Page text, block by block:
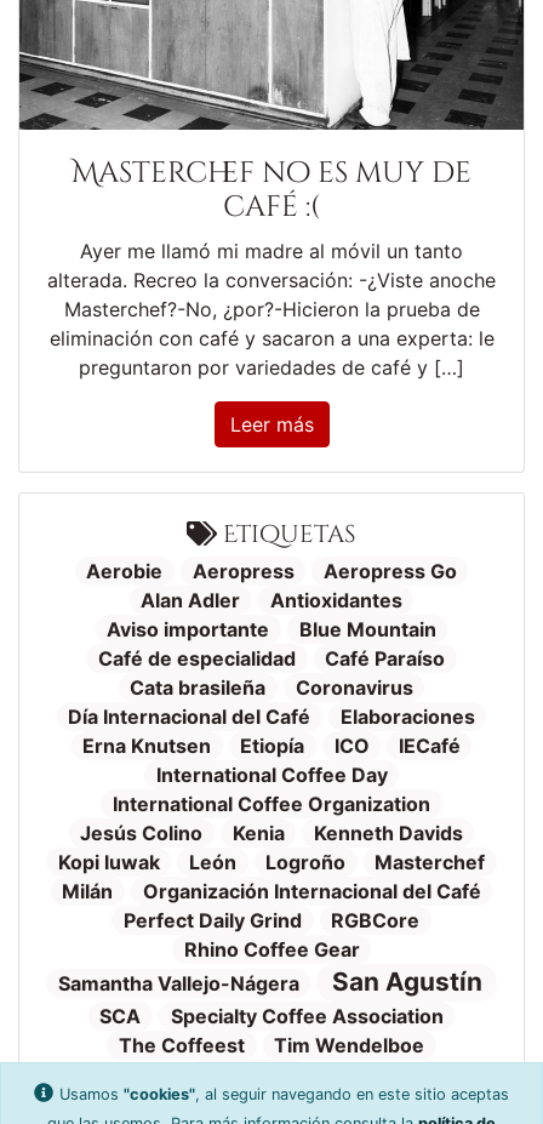
Masterchef no es muy de
café :(
Ayer me llamó mi madre al móvil un tanto
alterada. Recreo la conversación: -¿Viste anoche
Masterchef?-No, ¿por?-Hicieron la prueba de
eliminación con café y sacaron a una experta: le
preguntaron por variedades de café y […]
Leer más
Etiquetas
Aerobie Aeropress
Aeropress Go
Alan Adler
Antioxidantes
Aviso importante
Blue Mountain
Café de especialidad
Café Paraíso
Cata brasileña
Coronavirus
Día Internacional del Café
Elaboraciones
Erna Knutsen
Etiopía ICO
IECafé
International Coffee Day
International Coffee Organization
Jesús Colino
Kenia
Kenneth Davids
Kopi luwak
León Logroño
Masterchef
Milán
Organización Internacional del Café
Perfect Daily Grind
RGBCore
Rhino Coffee Gear
Samantha Vallejo-Nágera
San Agustín
SCA
Specialty Coffee Association
The Coffeest
Tim Wendelboe
Torrefacto
Tueste TVE
Valnalón
WAC
World Aeropress Championship
Usamos "cookies", al seguir navegando en este sitio aceptas